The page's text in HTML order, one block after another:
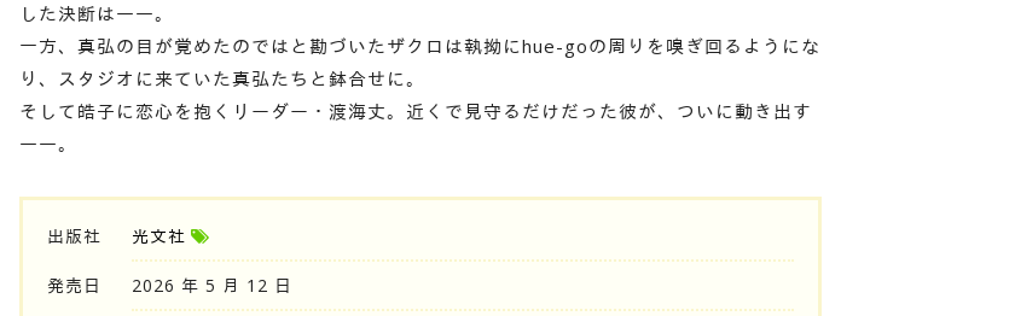
した決断は――。
一方、真弘の目が覚めたのではと勘づいたザクロは執拗にhue-goの周りを嗅ぎ回るようにな
り、スタジオに来ていた真弘たちと鉢合せに。
そして皓子に恋心を抱くリーダー・渡海丈。近くで見守るだけだった彼が、ついに動き出す
――。
出版社 光文社
発売日 2026 年 5 月 12 日